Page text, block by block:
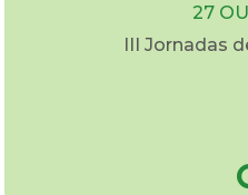
27
III Jornadas